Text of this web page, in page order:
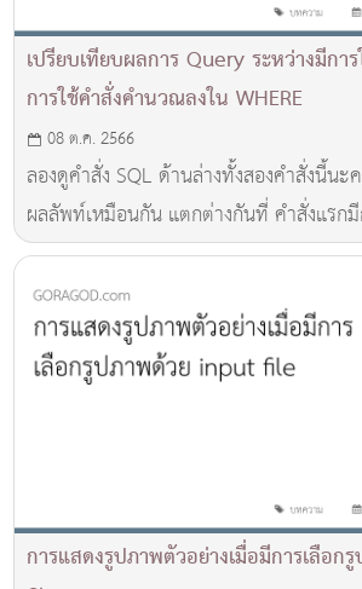
เปรียบเทียบผลการ Query ระหว่างมีกา
การใช้คำสั่งคำนวณลงใน WHERE
08 ต.ค. 2566
ลองดูคำสั่ง SQL ด้านล่างทั้งสองคำสั่งนี้นะ
ผลลัพท์เหมือนกัน แตกต่างกันที่ คำสั่งแรกมี
ส่วนอีกคำสั่งมีการใส่คำสั่งคำนวณลงใน
การแสดงรูปภาพตัวอย่างเมื่อมีการเลือ